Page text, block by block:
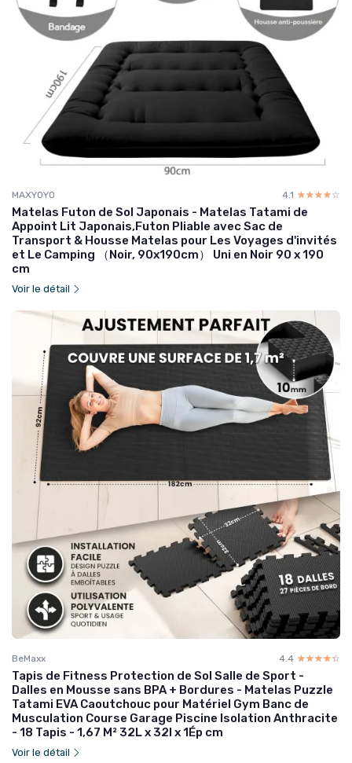
MAXYOYO 4.1 ☆☆☆☆☆
★★★★★
Matelas Futon de Sol Japonais - Matelas Tatami de
Appoint Lit Japonais,Futon Pliable avec Sac de
Transport & Housse Matelas pour Les Voyages d'invités
et Le Camping （Noir, 90x190cm） Uni en Noir 90 x 190
cm
Voir le détail
BeMaxx 4.4 ☆☆☆☆☆
★★★★★
Tapis de Fitness Protection de Sol Salle de Sport -
Dalles en Mousse sans BPA + Bordures - Matelas Puzzle
Tatami EVA Caoutchouc pour Matériel Gym Banc de
Musculation Course Garage Piscine Isolation Anthracite
- 18 Tapis - 1,67 M² 32L x 32l x 1Ép cm
Voir le détail